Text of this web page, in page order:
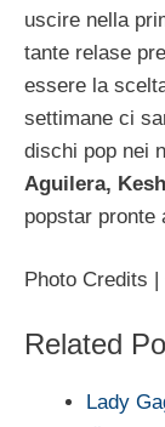
uscire nella
tante relase
essere la
settimane ci
dischi pop nei
Aguilera,
popstar pronte
Photo Credits
Related
Lady